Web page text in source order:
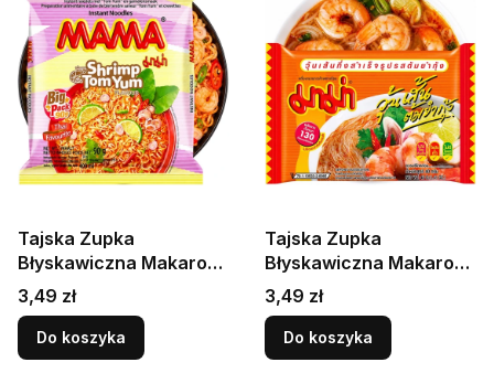
Tajska Zupka
Błyskawiczna Makaron
Instant Krewetkowa
Tom Yum Ostra 90g
MAMA
Cena
3,49 zł
Do koszyka
Tajska Zupka
Błyskawiczna Makaron
Sojowy Instant
Vermicelli Tom Yum
Goong Soup 40g MAMA
Cena
3,49 zł
Do koszyka